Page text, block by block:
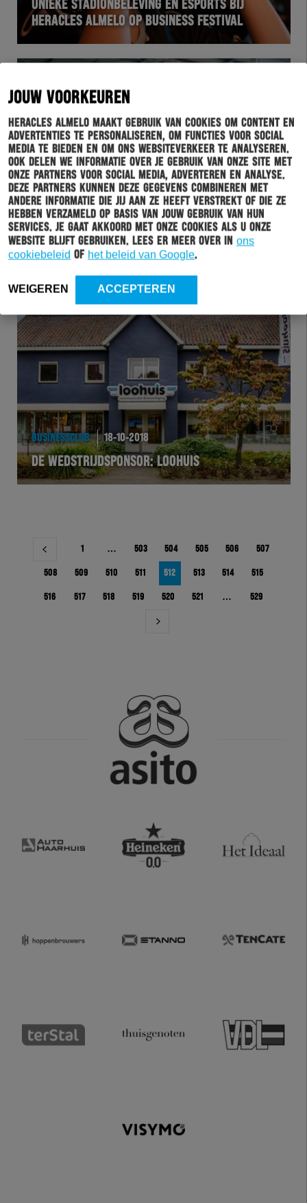
JOUW VOORKEUREN
Heracles Almelo maakt gebruik van cookies om content en
advertenties te personaliseren, om functies voor social
media te bieden en om ons websiteverkeer te analyseren.
Ook delen we informatie over je gebruik van onze site met
onze partners voor social media, adverteren en analyse.
Deze partners kunnen deze gegevens combineren met
andere informatie die jij aan ze heeft verstrekt of die ze
hebben verzameld op basis van jouw gebruik van hun
services. Je gaat akkoord met onze cookies als u onze
website blijft gebruiken. Lees er meer over in ons
cookiebeleid of het beleid van Google.
WEIGEREN ACCEPTEREN
UNIEKE STADIONBELEVING EN ESPORTS BIJ
HERACLES ALMELO OP BUSINESS FESTIVAL
HERACLES 18-10-2018
HARDEVELD TERUG OP TRAININGSVELD: “ECHT
EEN HEERLIJK GEVOEL”
BUSINESSCLUB 18-10-2018
DE WEDSTRIJDSPONSOR: LOOHUIS
Berichtnavigatie
1 … 503 504 505 506 507
508 509 510 511 512 513 514 515
516 517 518 519 520 521 … 529